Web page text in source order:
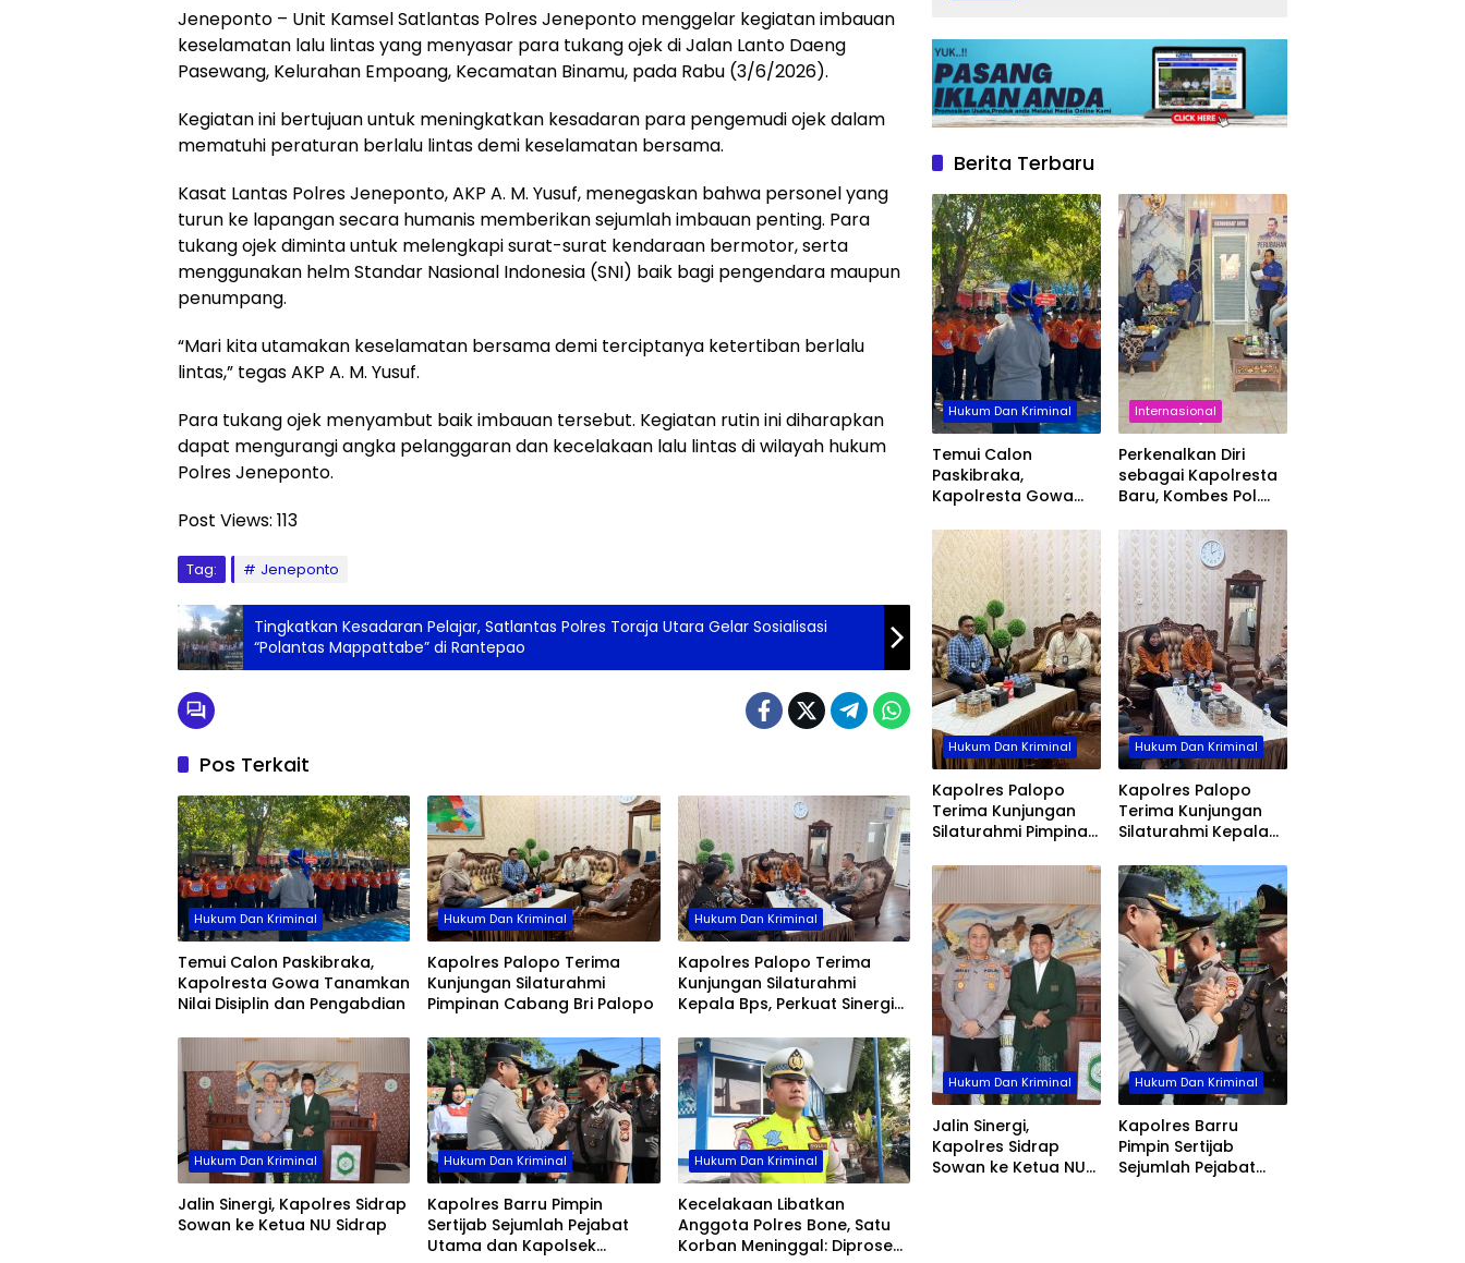
Jeneponto – Unit Kamsel Satlantas Polres Jeneponto menggelar kegiatan imbauan
keselamatan lalu lintas yang menyasar para tukang ojek di Jalan Lanto Daeng
Pasewang, Kelurahan Empoang, Kecamatan Binamu, pada Rabu (3/6/2026).
Kegiatan ini bertujuan untuk meningkatkan kesadaran para pengemudi ojek dalam
mematuhi peraturan berlalu lintas demi keselamatan bersama.
Kasat Lantas Polres Jeneponto, AKP A. M. Yusuf, menegaskan bahwa personel yang
turun ke lapangan secara humanis memberikan sejumlah imbauan penting. Para
tukang ojek diminta untuk melengkapi surat-surat kendaraan bermotor, serta
menggunakan helm Standar Nasional Indonesia (SNI) baik bagi pengendara maupun
penumpang.
“Mari kita utamakan keselamatan bersama demi terciptanya ketertiban berlalu
lintas,” tegas AKP A. M. Yusuf.
Para tukang ojek menyambut baik imbauan tersebut. Kegiatan rutin ini diharapkan
dapat mengurangi angka pelanggaran dan kecelakaan lalu lintas di wilayah hukum
Polres Jeneponto.
Post Views: 113
Tag: Jeneponto
Tingkatkan Kesadaran Pelajar, Satlantas Polres Toraja Utara Gelar Sosialisasi
“Polantas Mappattabe” di Rantepao
Pos Terkait
Hukum Dan Kriminal
Temui Calon Paskibraka,
Kapolresta Gowa Tanamkan
Nilai Disiplin dan Pengabdian
Hukum Dan Kriminal
Kapolres Palopo Terima
Kunjungan Silaturahmi
Pimpinan Cabang Bri Palopo
Hukum Dan Kriminal
Kapolres Palopo Terima
Kunjungan Silaturahmi
Kepala Bps, Perkuat Sinergi
Hukum Dan Kriminal
Jalin Sinergi, Kapolres Sidrap
Sowan ke Ketua NU Sidrap
Hukum Dan Kriminal
Kapolres Barru Pimpin
Sertijab Sejumlah Pejabat
Utama dan Kapolsek
Hukum Dan Kriminal
Kecelakaan Libatkan
Anggota Polres Bone, Satu
Korban Meninggal: Diproses
Berita Terbaru
Hukum Dan Kriminal
Temui Calon
Paskibraka,
Kapolresta Gowa
Disiplin dan
Pengabdian
Internasional
Perkenalkan Diri
sebagai Kapolresta
Baru, Kombes Pol.
Pererat Silaturahmi
dengan DPC
Demokrat Gowa
Hukum Dan Kriminal
Kapolres Palopo
Terima Kunjungan
Silaturahmi Pimpinan
Hukum Dan Kriminal
Kapolres Palopo
Terima Kunjungan
Silaturahmi Kepala
Dan Kolaborasi Data
Hukum Dan Kriminal
Jalin Sinergi,
Kapolres Sidrap
Sowan ke Ketua NU
Hukum Dan Kriminal
Kapolres Barru
Pimpin Sertijab
Sejumlah Pejabat